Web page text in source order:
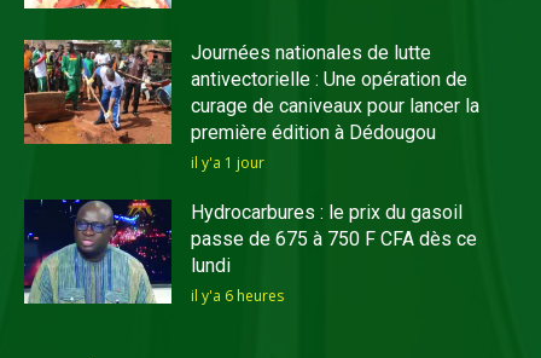
Journées nationales de lutte
antivectorielle : Une opération de
curage de caniveaux pour lancer la
première édition à Dédougou
il y'a 1 jour
Hydrocarbures : le prix du gasoil
passe de 675 à 750 F CFA dès ce
lundi
il y'a 6 heures